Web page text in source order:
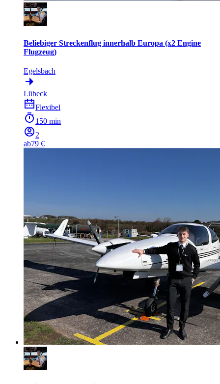
Beliebiger Streckenflug innerhalb Europa (x2 Engine
Flugzeug)
Egelsbach
Lübeck
Flexibel
150 min
2
ab79 €